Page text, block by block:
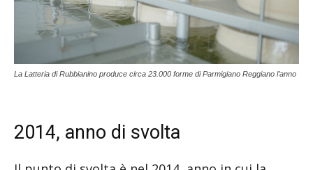
La Latteria di Rubbianino produce circa 23.000 forme di Parmigiano Reggiano l’anno
2014, anno di svolta